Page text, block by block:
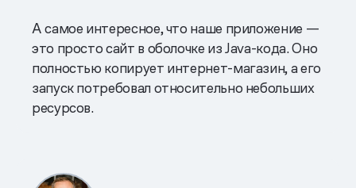
А самое интересное, что наше приложение —
это просто сайт в оболочке из Java-кода. Оно
полностью копирует интернет-магазин, а его
запуск потребовал относительно небольших
ресурсов.